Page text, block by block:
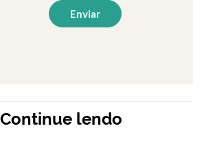
Continue lendo